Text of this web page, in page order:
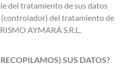
del tratamiento de sus datos
(controlador) del tratamiento de
AYMARÁ S.R.L.
SUS DATOS?